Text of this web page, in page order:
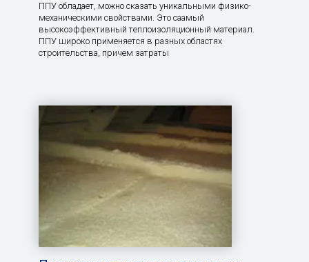
ППУ обладает, можно сказать уникальными физико-
механическими свойствами. Это саамый
высокоэффективный теплоизоляционный материал.
ППУ широко применяется в разных областях
строительства, причем затраты